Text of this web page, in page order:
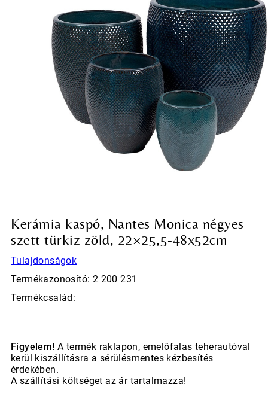
Kerámia kaspó, Nantes Monica négyes
szett türkiz zöld, 22×25,5-48x52cm
Tulajdonságok
Termékazonosító: 2 200 231
Termékcsalád:
Figyelem! A termék raklapon, emelőfalas teherautóval
kerül kiszállításra a sérülésmentes kézbesítés
érdekében.
A szállítási költséget az ár tartalmazza!